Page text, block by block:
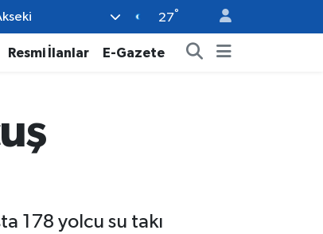
27°
Resmi İlanlar E-Gazete
178 yolcu su takı